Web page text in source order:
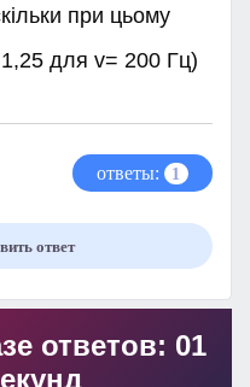
при цьому
1,25 для v= 200 Гц)
ответы: 1
ответ
ответов: 01